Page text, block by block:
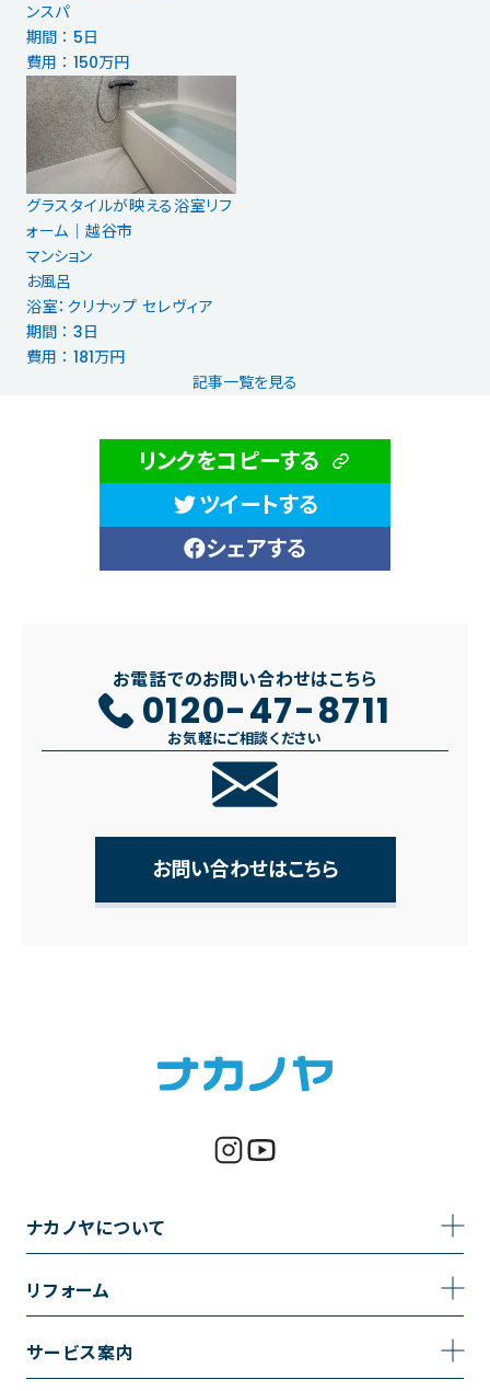
ンスパ
期間 ： 5日
費用 ： 150万円
グラスタイルが映える浴室リフ
ォーム│越谷市
マンション
お風呂
浴室：クリナップ セレヴィア
期間 ： 3日
費用 ： 181万円
記事一覧を見る
リンクをコピーする
ツイートする
シェアする
お電話でのお問い合わせはこちら
0120-47-8711
お気軽にご相談ください
お問い合わせはこちら
ナカノヤについて
事業内容
採用情報
リフォーム
トイレのリフォーム
サービス案内